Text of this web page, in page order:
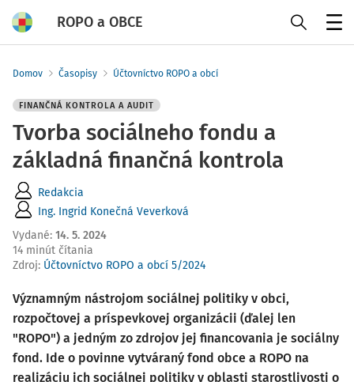
ROPO a OBCE
Domov Časopisy Účtovníctvo ROPO a obcí
FINANČNÁ KONTROLA A AUDIT
Tvorba sociálneho fondu a
základná finančná kontrola
Redakcia
Ing. Ingrid Konečná Veverková
Vydané: 14. 5. 2024
14 minút čítania
Zdroj: Účtovníctvo ROPO a obcí 5/2024
Významným nástrojom sociálnej politiky v obci,
rozpočtovej a príspevkovej organizácii (ďalej len
"ROPO") a jedným zo zdrojov jej financovania je sociálny
fond. Ide o povinne vytváraný fond obce a ROPO na
realizáciu ich sociálnej politiky v oblasti starostlivosti o